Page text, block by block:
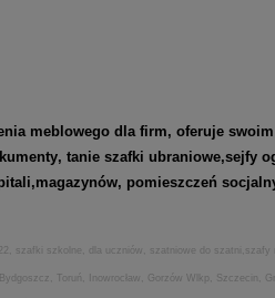
meblowego dla firm, oferuje
, tanie szafki ubraniowe,sejfy
pomieszczeń
szafki szkolne, dla uczniów, szatniowe do
Toruń, Inowrocław, Gorzów Wlkp,